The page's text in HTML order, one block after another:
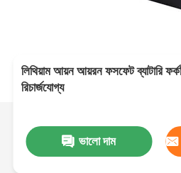
লিথিয়াম আয়ন আয়রন ফসফেট ব্যাটারি
রিচার্জযোগ্য
ভালো দাম